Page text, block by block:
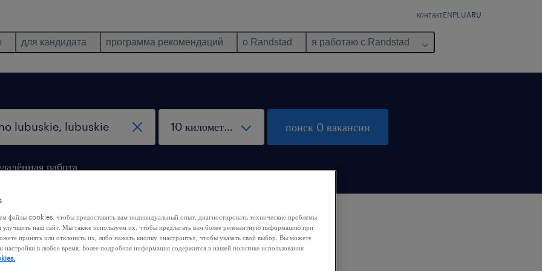
контактENPL UARU
для кандидата программа рекомендаций о Randstad я работаю с Randstad
работа
поиск 0 вакансии
никакой работы с этими фильтрами. Попробуйте
файлы cookies, чтобы предоставить вам индивидуальный опыт, диагностировать технические проблемы
наш сайт. Мы также используем их, чтобы предлагать вам более релевантную информацию при
принять или отклонить их, либо нажать кнопку «настроить», чтобы указать свой выбор. Вы можете
настройки в любое время. Более подробная информация содержится в нашей политике использования